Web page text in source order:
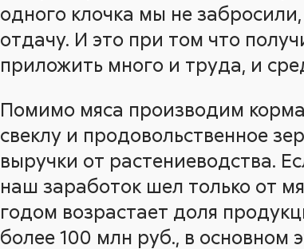
одного клочка мы не
отдачу. И это при том что
приложить много и труда, и
Помимо мяса производим
свеклу и продовольственное
выручки от растениеводства.
наш заработок шел только от
годом возрастает доля
более 100 млн руб., в основном